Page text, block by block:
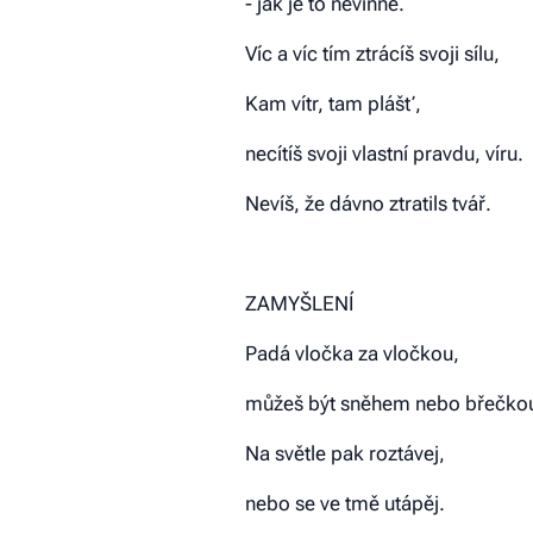
Víc a víc tím ztrácíš svoji sílu,
Kam vítr, tam plášť,
necítíš svoji vlastní pravdu, víru.
Nevíš, že dávno ztratils tvář.
ZAMYŠLENÍ
Padá vločka za vločkou,
můžeš být sněhem nebo
Na světle pak roztávej,
nebo se ve tmě utápěj.